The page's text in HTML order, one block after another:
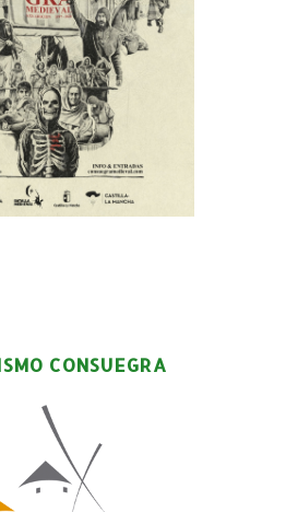
CONSUEGRA